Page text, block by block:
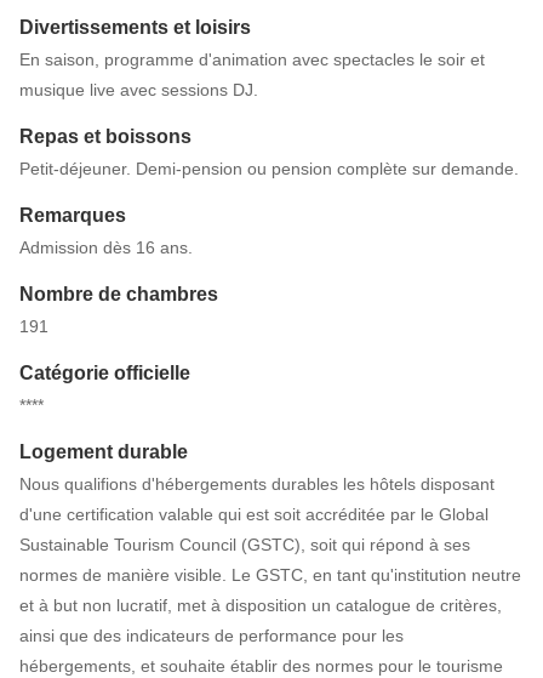
Divertissements et loisirs
En saison, programme d'animation avec spectacles le soir et
musique live avec sessions DJ.
Repas et boissons
Petit-déjeuner. Demi-pension ou pension complète sur demande.
Remarques
Admission dès 16 ans.
Nombre de chambres
191
Catégorie officielle
****
Logement durable
Nous qualifions d'hébergements durables les hôtels disposant
d'une certification valable qui est soit accréditée par le Global
Sustainable Tourism Council (GSTC), soit qui répond à ses
normes de manière visible. Le GSTC, en tant qu'institution neutre
et à but non lucratif, met à disposition un catalogue de critères,
ainsi que des indicateurs de performance pour les
hébergements, et souhaite établir des normes pour le tourisme